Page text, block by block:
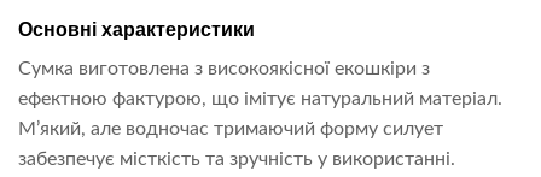
Основні характеристики
Сумка виготовлена з високоякісної екошкіри з
ефектною фактурою, що імітує натуральний матеріал.
М’який, але водночас тримаючий форму силует
забезпечує місткість та зручність у використанні.